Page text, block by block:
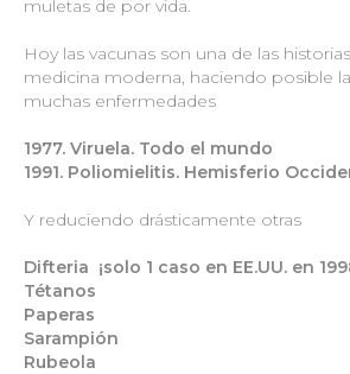
muletas de por vida.
Hoy las vacunas son una de las
medicina moderna, haciendo posible
muchas enfermedades
1977. Viruela. Todo el mundo
1991. Poliomielitis. Hemisferio
Y reduciendo drásticamente otras
Difteria ¡solo 1 caso en EE.UU. en
Tétanos
Paperas
Sarampión
Rubeola